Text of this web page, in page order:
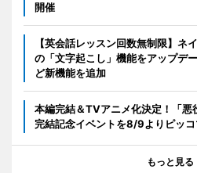
開催
【英会話レッスン回数無制限】ネ
の「文字起こし」機能をアップデ
ど新機能を追加
本編完結＆TVアニメ化決定！「悪
完結記念イベントを8/9よりピッ
もっと見る